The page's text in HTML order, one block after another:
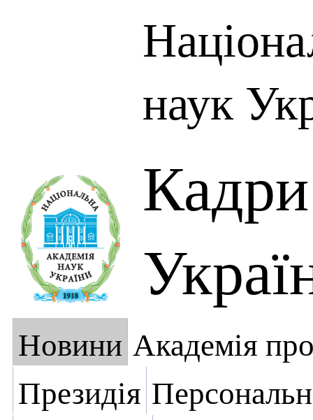
наук
Новини Академія
Президія